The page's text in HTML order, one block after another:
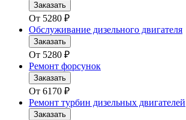
Заказать
От 5280 ₽
Обслуживание дизельного двигателя
Заказать
От 5280 ₽
Ремонт форсунок
Заказать
От 6170 ₽
Ремонт турбин дизельных двигателей
Заказать